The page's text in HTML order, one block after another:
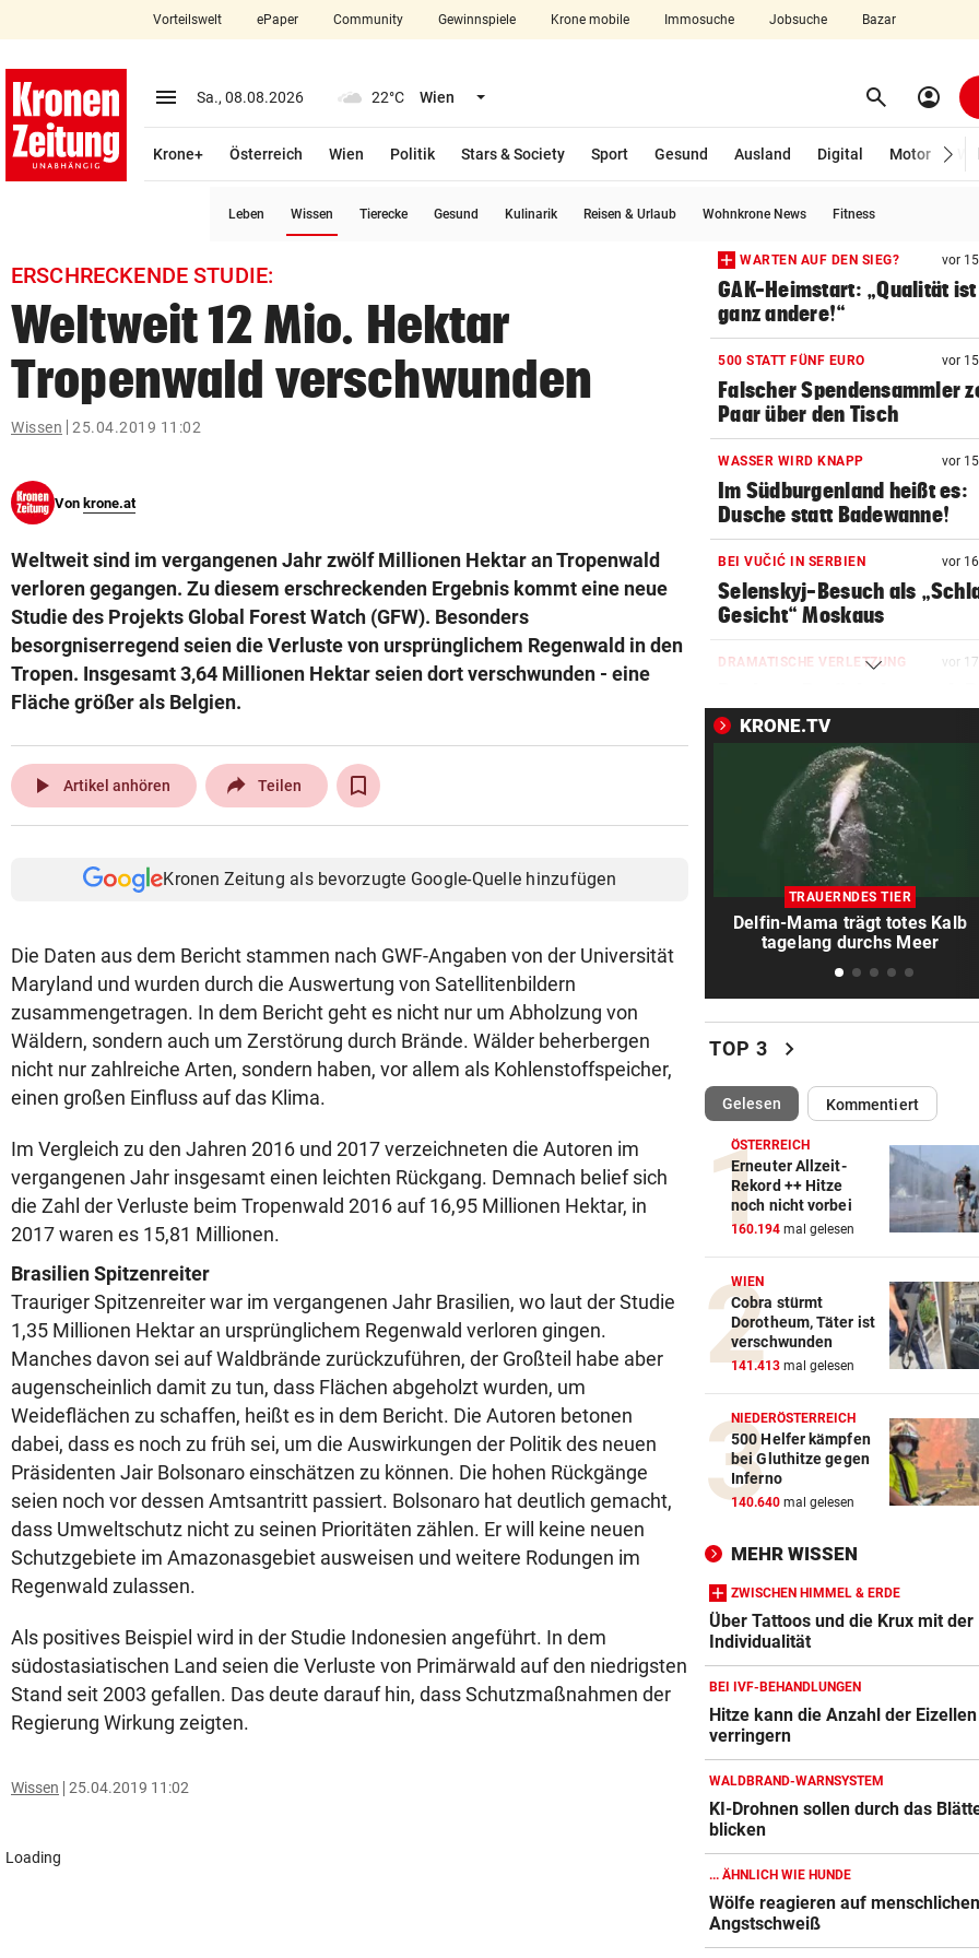
closeSchließen
account_circle Anmelden
arrow_right
arrow_right
bookmark
search
Suchbegriff
eingeben
© Krone Multimedia GmbH & Co KG 2026
Vorteilswelt ePaper Community Gewinnspiele Krone mobile Immosuche Jobsuche Bazar
menu Menü aufklappen
Sa., 08.08.2026 22°C Wien Menü aufklappen search Suchen
account_circle
Krone+ Österreich Wien Politik Stars & Society Sport Gesund Ausland Digital Motor
Leben Wissen Tierecke Gesund Kulinarik Reisen & Urlaub Wohnkrone News Fitness
ERSCHRECKENDE STUDIE:
Weltweit 12 Mio. Hektar
Tropenwald verschwunden
Wissen 25.04.2019 11:02
Von krone.at
Weltweit sind im vergangenen Jahr zwölf Millionen Hektar an Tropenwald
verloren gegangen. Zu diesem erschreckenden Ergebnis kommt eine neue
Studie des Projekts Global Forest Watch (GFW). Besonders
besorgniserregend seien die Verluste von ursprünglichem Regenwald in den
Tropen. Insgesamt 3,64 Millionen Hektar seien dort verschwunden - eine
Fläche größer als Belgien.
play_arrow Artikel anhören Teilen
Kronen Zeitung als bevorzugte Google-Quelle hinzufügen
Die Daten aus dem Bericht stammen nach GWF-Angaben von der Universität
Maryland und wurden durch die Auswertung von Satellitenbildern
zusammengetragen. In dem Bericht geht es nicht nur um Abholzung von
Wäldern, sondern auch um Zerstörung durch Brände. Wälder beherbergen
nicht nur zahlreiche Arten, sondern haben, vor allem als Kohlenstoffspeicher,
einen großen Einfluss auf das Klima.
Im Vergleich zu den Jahren 2016 und 2017 verzeichneten die Autoren im
vergangenen Jahr insgesamt einen leichten Rückgang. Demnach belief sich
die Zahl der Verluste beim Tropenwald 2016 auf 16,95 Millionen Hektar, in
2017 waren es 15,81 Millionen.
Brasilien Spitzenreiter
Trauriger Spitzenreiter war im vergangenen Jahr Brasilien, wo laut der Studie
1,35 Millionen Hektar an ursprünglichem Regenwald verloren gingen.
Manches davon sei auf Waldbrände zurückzuführen, der Großteil habe aber
augenscheinlich damit zu tun, dass Flächen abgeholzt wurden, um
Weideflächen zu schaffen, heißt es in dem Bericht. Die Autoren betonen
dabei, dass es noch zu früh sei, um die Auswirkungen der Politik des neuen
Präsidenten Jair Bolsonaro einschätzen zu können. Die hohen Rückgänge
seien noch vor dessen Amtsantritt passiert. Bolsonaro hat deutlich gemacht,
dass Umweltschutz nicht zu seinen Prioritäten zählen. Er will keine neuen
Schutzgebiete im Amazonasgebiet ausweisen und weitere Rodungen im
Regenwald zulassen.
Als positives Beispiel wird in der Studie Indonesien angeführt. In dem
südostasiatischen Land seien die Verluste von Primärwald auf den niedrigsten
Stand seit 2003 gefallen. Das deute darauf hin, dass Schutzmaßnahmen der
Regierung Wirkung zeigten.
Wissen 25.04.2019 11:02
WARTEN AUF DEN SIEG? vor
GAK-Heimstart: „Qualität
ganz andere!“
500 STATT FÜNF EURO vor
Falscher Spendensammler
Paar über den Tisch
WASSER WIRD KNAPP vor
Im Südburgenland heißt es:
Dusche statt Badewanne!
BEI VUČIĆ IN SERBIEN vor
Selenskyj-Besuch als
Gesicht“ Moskaus
DRAMATISCHE VERLETZUNG vor
Bein zu verlieren
SKURRILES SPIEL
Zwangspause: „Seltsam! So
etwas kommt nie vor“
FLUCH DER KARIBIK vor
Rückschlag kam für „Captain
Colin“ im Zeitfahren
Verdächtige Zahlungen an
Infantino-Mitarbeiterin
Tirolerinnen für diverse Top-
im ORF bestellt
GUTSCHEINE ZU GEWINNEN vor
Schicken Sie uns Ihr
Katzenfoto!
GZSZ-Star Olivia über ihr
Österreich
VORSCHLAG FÜR ROUTE vor
Land Salzburg hält dem S-
Bahn frei
POSSE UM ÖFB-CAMPUS vor
Wie Bezirksvorsteher
Grillhaus-Abzocke: Neuer
und weiter geht‘s
UMBAU IM STADION vor
Druck kennt die SV Ried
einzig vom Klo
Beim Spazieren am Kopf
„War echt blöd“
MARIO KUNASEK FORDERT:
Präventivhaft für Gefährder,
soll abschieben
KRONE.TV
TRAUERNDES TIER
Delfin-Mama trägt totes Kalb
tagelang durchs Meer
TOP 3 chevron_right
Gelesen(ausgewählt)Kommentiert
ÖSTERREICH
Erneuter Allzeit-
Rekord ++ Hitze
noch nicht vorbei
160.194 mal gelesen
WIEN
Cobra stürmt
Dorotheum, Täter ist
verschwunden
141.413 mal gelesen
NIEDERÖSTERREICH
500 Helfer kämpfen
bei Gluthitze gegen
Inferno
140.640 mal gelesen
MEHR WISSEN
ZWISCHEN HIMMEL & ERDE
Über Tattoos und die Krux mit der
Individualität
BEI IVF-BEHANDLUNGEN
Hitze kann die Anzahl der Eizellen
verringern
WALDBRAND-WARNSYSTEM
KI-Drohnen sollen durch das
blicken
... ÄHNLICH WIE HUNDE
Wölfe reagieren auf menschlichen
Angstschweiß